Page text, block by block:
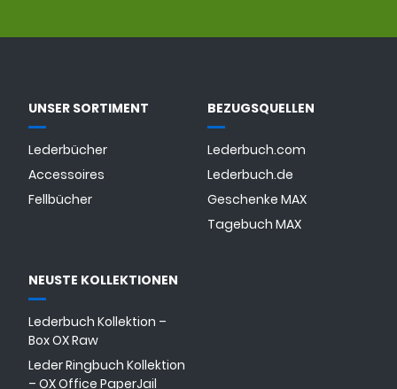
UNSER SORTIMENT
Lederbücher
Accessoires
Fellbücher
BEZUGSQUELLEN
Lederbuch.com
Lederbuch.de
Geschenke MAX
Tagebuch MAX
NEUSTE KOLLEKTIONEN
Lederbuch Kollektion –
Box OX Raw
Leder Ringbuch Kollektion
– OX Office PaperJail